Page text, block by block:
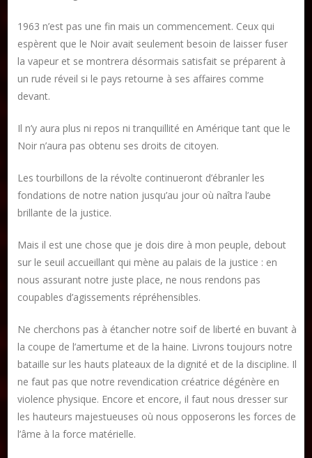
1963 n’est pas une fin mais un commencement. Ceux qui
espèrent que le Noir avait seulement besoin de laisser fuser
la vapeur et se montrera désormais satisfait se préparent à
un rude réveil si le pays retourne à ses affaires comme
devant.
Il n’y aura plus ni repos ni tranquillité en Amérique tant que le
Noir n’aura pas obtenu ses droits de citoyen.
Les tourbillons de la révolte continueront d’ébranler les
fondations de notre nation jusqu’au jour où naîtra l’aube
brillante de la justice.
Mais il est une chose que je dois dire à mon peuple, debout
sur le seuil accueillant qui mène au palais de la justice : en
nous assurant notre juste place, ne nous rendons pas
coupables d’agissements répréhensibles.
Ne cherchons pas à étancher notre soif de liberté en buvant à
la coupe de l’amertume et de la haine. Livrons toujours notre
bataille sur les hauts plateaux de la dignité et de la discipline. Il
ne faut pas que notre revendication créatrice dégénère en
violence physique. Encore et encore, il faut nous dresser sur
les hauteurs majestueuses où nous opposerons les forces de
l’âme à la force matérielle.